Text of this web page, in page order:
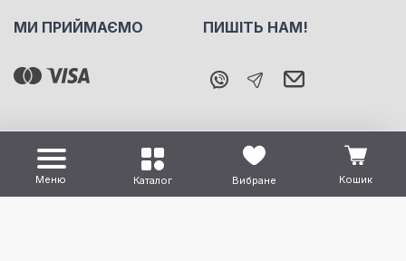
МИ ПРИЙМАЄМО ПИШІТЬ НАМ!
Всі права захищені "m5" Copyright © 2026
Меню Каталог Вибране Кошик